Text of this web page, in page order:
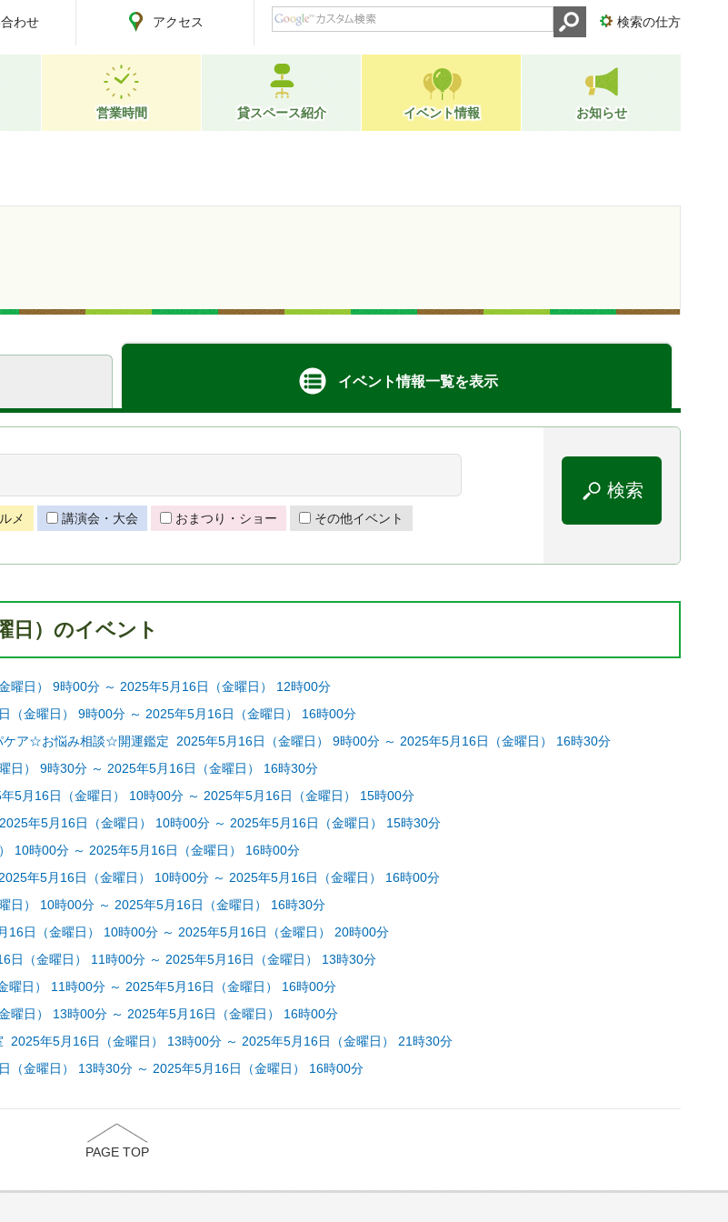
わせ アクセス 検索の仕方
営業時間 貸スペース紹介 イベント情報 お知らせ
イベント情報一覧を表示
メ 講演会・大会 おまつり・ショー その他イベント
日）のイベント
曜日） 9時00分 ～ 2025年5月16日（金曜日） 12時00分
（金曜日） 9時00分 ～ 2025年5月16日（金曜日） 16時00分
ア☆お悩み相談☆開運鑑定 2025年5月16日（金曜日） 9時00分 ～ 2025年5月16日（金曜日） 16時30分
日） 9時30分 ～ 2025年5月16日（金曜日） 16時30分
5月16日（金曜日） 10時00分 ～ 2025年5月16日（金曜日） 15時00分
年5月16日（金曜日） 10時00分 ～ 2025年5月16日（金曜日） 15時30分
10時00分 ～ 2025年5月16日（金曜日） 16時00分
年5月16日（金曜日） 10時00分 ～ 2025年5月16日（金曜日） 16時00分
日） 10時00分 ～ 2025年5月16日（金曜日） 16時30分
16日（金曜日） 10時00分 ～ 2025年5月16日（金曜日） 20時00分
（金曜日） 11時00分 ～ 2025年5月16日（金曜日） 13時30分
日） 11時00分 ～ 2025年5月16日（金曜日） 16時00分
曜日） 13時00分 ～ 2025年5月16日（金曜日） 16時00分
2025年5月16日（金曜日） 13時00分 ～ 2025年5月16日（金曜日） 21時30分
（金曜日） 13時30分 ～ 2025年5月16日（金曜日） 16時00分
PAGE TOP